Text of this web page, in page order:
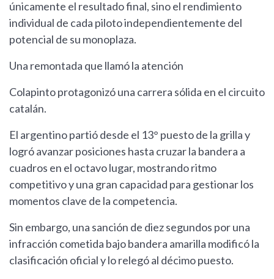
únicamente el resultado final, sino el rendimiento
individual de cada piloto independientemente del
potencial de su monoplaza.
Una remontada que llamó la atención
Colapinto protagonizó una carrera sólida en el circuito
catalán.
El argentino partió desde el 13° puesto de la grilla y
logró avanzar posiciones hasta cruzar la bandera a
cuadros en el octavo lugar, mostrando ritmo
competitivo y una gran capacidad para gestionar los
momentos clave de la competencia.
Sin embargo, una sanción de diez segundos por una
infracción cometida bajo bandera amarilla modificó la
clasificación oficial y lo relegó al décimo puesto.